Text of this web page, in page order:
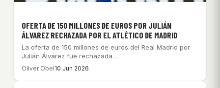
OFERTA DE 150 MILLONES DE EUROS POR JULIÁN
ÁLVAREZ RECHAZADA POR EL ATLÉTICO DE MADRID
La oferta de 150 millones de euros del Real Madrid por
Julián Álvarez fue rechazada…
Oliver Obel10 Jun 2026